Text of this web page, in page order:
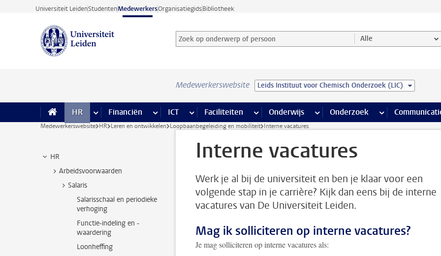
Ga direct naar de inhoud
Universiteit LeidenStudentenMedewerkersOrganisatiegidsBibliotheek
Zoek op onderwerp of persoon en selecteer categorie
Zoekterm Alle
Medewerkerswebsite Leids Instituut voor Chemisch Onderzoek (LIC)
HR meer HR pagina’s
Financiën meer Financiën pagina’s
ICT meer ICT pagina’s
Faciliteiten meer Faciliteiten pagina’s
Onderwijs meer Onderwijs pagina’s
Onderzoek meer Onderzoek
Medewerkerswebsite HR Leren en ontwikkelen Loopbaanbegeleiding en mobiliteit Interne vacatures
HR
Arbeidsvoorwaarden
Salaris
Salarisschaal en periodieke
verhoging
Functie-indeling en -
waardering
Loonheffing
Interne vacatures
Werk je al bij de universiteit en ben je klaar voor een
volgende stap in je carrière? Kijk dan eens bij de interne
vacatures van De Universiteit Leiden.
Mag ik solliciteren op interne vacatures?
Je mag solliciteren op interne vacatures als: